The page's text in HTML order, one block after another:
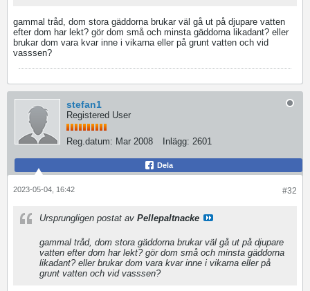
gammal tråd, dom stora gäddorna brukar väl gå ut på djupare vatten
efter dom har lekt? gör dom små och minsta gäddorna likadant? eller
brukar dom vara kvar inne i vikarna eller på grunt vatten och vid
vasssen?
stefan1
Registered User
Reg.datum: Mar 2008 Inlägg: 2601
Dela
#32
2023-05-04, 16:42
Ursprungligen postat av Pellepaltnacke
gammal tråd, dom stora gäddorna brukar väl gå ut på djupare
vatten efter dom har lekt? gör dom små och minsta gäddorna
likadant? eller brukar dom vara kvar inne i vikarna eller på
grunt vatten och vid vasssen?